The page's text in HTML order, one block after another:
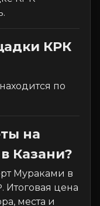
КРК
по
на
Казани?
Мураками в
Итоговая цена
места и